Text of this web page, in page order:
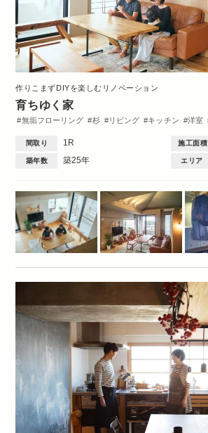
作りこまずDIYを楽しむリノベーション
育ちゆく家
無垢フローリング 杉 リビング キッチン 洋室
間取り 1R 施工面積
築年数 築25年 エリア